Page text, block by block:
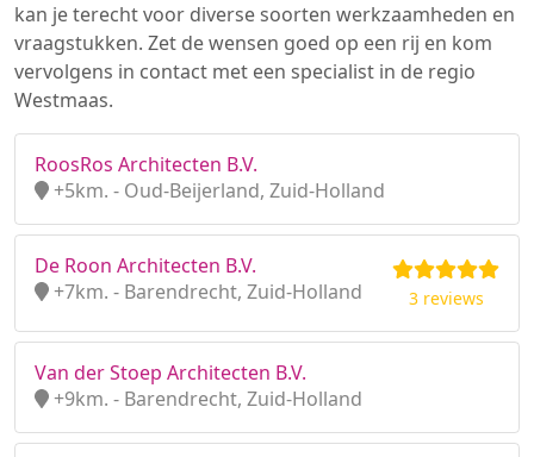
kan je terecht voor diverse soorten werkzaamheden en
vraagstukken. Zet de wensen goed op een rij en kom
vervolgens in contact met een specialist in de regio
Westmaas.
RoosRos Architecten B.V.
+5km. - Oud-Beijerland, Zuid-Holland
De Roon Architecten B.V.
+7km. - Barendrecht, Zuid-Holland
3 reviews
Van der Stoep Architecten B.V.
+9km. - Barendrecht, Zuid-Holland